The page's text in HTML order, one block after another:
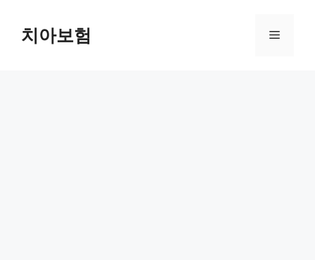
content치아보험 Menu